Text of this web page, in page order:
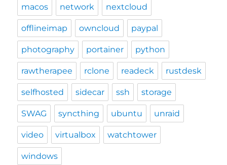
macos network nextcloud
offlineimap owncloud paypal
photography portainer python
rawtherapee rclone readeck rustdesk
selfhosted sidecar ssh storage
SWAG syncthing ubuntu unraid
video virtualbox watchtower
windows